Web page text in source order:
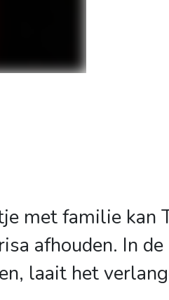
met familie kan
afhouden. In
laait het